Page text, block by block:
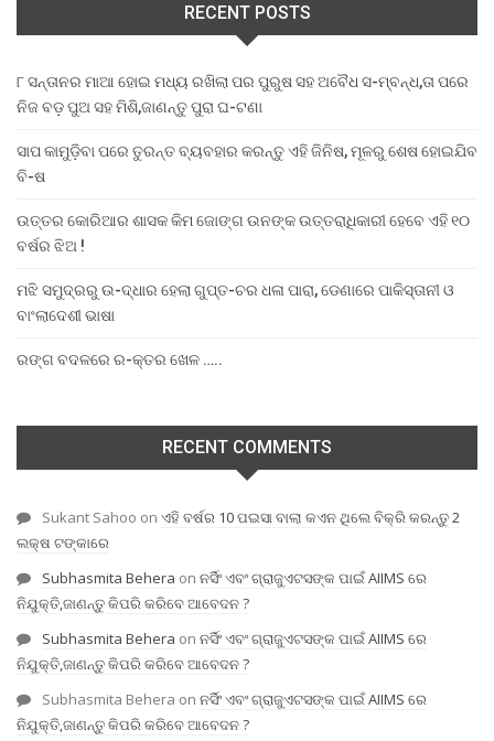
RECENT POSTS
୮ ସନ୍ତାନର ମାଆ ହୋଇ ମଧ୍ୟ ରଖିଲା ପର ପୁରୁଷ ସହ ଅବୈଧ ସ-ମ୍ବନ୍ଧ,ତା ପରେ
ନିଜ ବଡ଼ ପୁଅ ସହ ମିଶି,ଜାଣନ୍ତୁ ପୁରା ଘ-ଟଣା
ସାପ କାମୁଡ଼ିବା ପରେ ତୁରନ୍ତ ବ୍ୟବହାର କରନ୍ତୁ ଏହି ଜିନିଷ, ମୂଳରୁ ଶେଷ ହୋଇଯିବ
ବି-ଷ
ଉତ୍ତର କୋରିଆର ଶାସକ କିମ ଜୋଙ୍ଗ ଉନଙ୍କ ଉତ୍ତରାଧିକାରୀ ହେବେ ଏହି ୧୦
ବର୍ଷର ଝିଅ !
ମଝି ସମୁଦ୍ରରୁ ଉ-ଦ୍ଧାର ହେଲା ଗୁପ୍ତ-ଚର ଧଳା ପାରା, ଡେଣାରେ ପାକିସ୍ତାନୀ ଓ
ବାଂଲାଦେଶୀ ଭାଷା
ରଙ୍ଗ ବଦଳରେ ର-କ୍ତର ଖେଳ …..
RECENT COMMENTS
Sukant Sahoo on ଏହି ବର୍ଷର 10 ପଇସା ବାଲା କଏନ ଥିଲେ ବିକ୍ରି କରନ୍ତୁ 2
ଲକ୍ଷ ଟଙ୍କାରେ
Subhasmita Behera on ନର୍ସିଂ ଏବଂ ଗ୍ରାଜୁଏଟସଙ୍କ ପାଇଁ AIIMS ରେ
ନିଯୁକ୍ତି,ଜାଣନ୍ତୁ କିପରି କରିବେ ଆବେଦନ ?
Subhasmita Behera on ନର୍ସିଂ ଏବଂ ଗ୍ରାଜୁଏଟସଙ୍କ ପାଇଁ AIIMS ରେ
ନିଯୁକ୍ତି,ଜାଣନ୍ତୁ କିପରି କରିବେ ଆବେଦନ ?
Subhasmita Behera on ନର୍ସିଂ ଏବଂ ଗ୍ରାଜୁଏଟସଙ୍କ ପାଇଁ AIIMS ରେ
ନିଯୁକ୍ତି,ଜାଣନ୍ତୁ କିପରି କରିବେ ଆବେଦନ ?